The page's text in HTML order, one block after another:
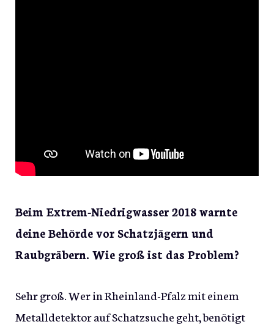
Beim Extrem-Niedrigwasser 2018 warnte
deine Behörde vor Schatzjägern und
Raubgräbern. Wie groß ist das Problem?
Sehr groß. Wer in Rheinland-Pfalz mit einem
Metalldetektor auf Schatzsuche geht, benötigt